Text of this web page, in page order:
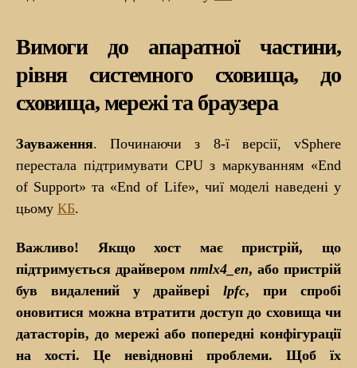
Вимоги до апаратної частини,
рівня системного сховища, до
сховища, мережі та браузера
Зауваження. Починаючи з 8-ї версії, vSphere
перестала підтримувати CPU з маркуванням «End
of Support» та «End of Life», чиї моделі наведені у
цьому КБ.
Важливо! Якщо хост має пристрій, що
підтримується драйвером nmlx4_en, або пристрій
був видалений у драйверіlpfc, при спробі
оновитися можна втратити доступ до сховища чи
датасторів, до мережі або попередні конфігурації
на хості. Це невідновні проблеми. Щоб їх